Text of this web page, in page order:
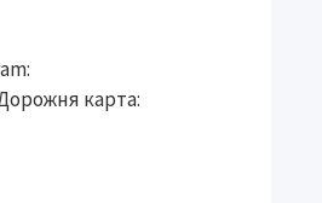
карта: